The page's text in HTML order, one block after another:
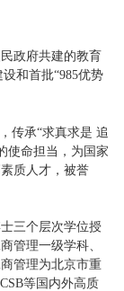
政府共建的教育
和首批“985优势
传承“求真求是 追
使命担当，为国家
质人才，被誉
三个层次学位授
管理一级学科、
管理为北京市重
等国内外高质